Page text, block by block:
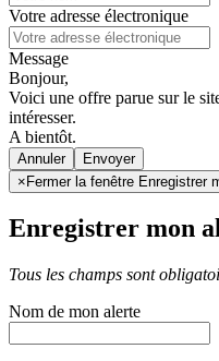
Votre adresse électronique
Message
Bonjour,
Voici une offre parue sur le
intéresser.
A bientôt.
Annuler
×Fermer la fenêtre Enregistrer
Enregistrer mon
Tous les champs sont
Nom de mon alerte